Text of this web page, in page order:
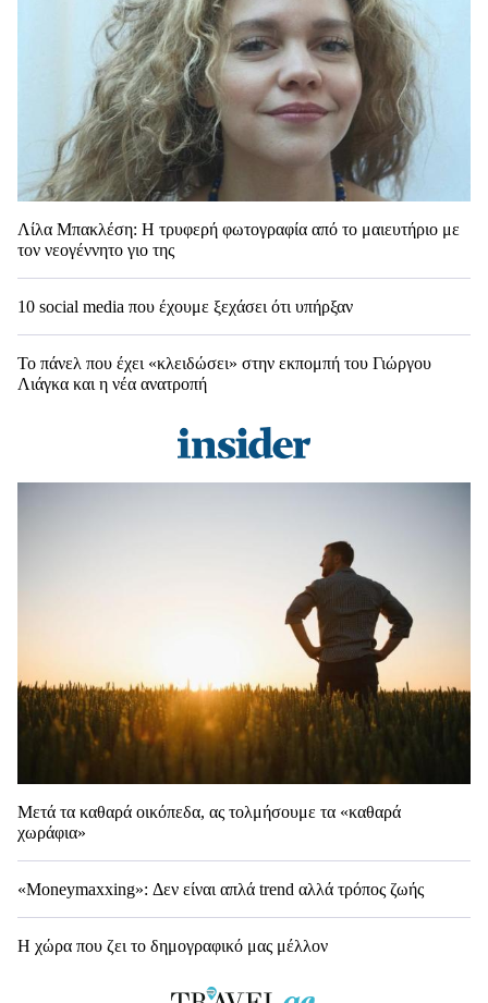
Λίλα Μπακλέση: Η τρυφερή φωτογραφία από το μαιευτήριο με
τον νεογέννητο γιο της
10 social media που έχουμε ξεχάσει ότι υπήρξαν
Το πάνελ που έχει «κλειδώσει» στην εκπομπή του Γιώργου
Λιάγκα και η νέα ανατροπή
Μετά τα καθαρά οικόπεδα, ας τολμήσουμε τα «καθαρά
χωράφια»
«Moneymaxxing»: Δεν είναι απλά trend αλλά τρόπος ζωής
Η χώρα που ζει το δημογραφικό μας μέλλον